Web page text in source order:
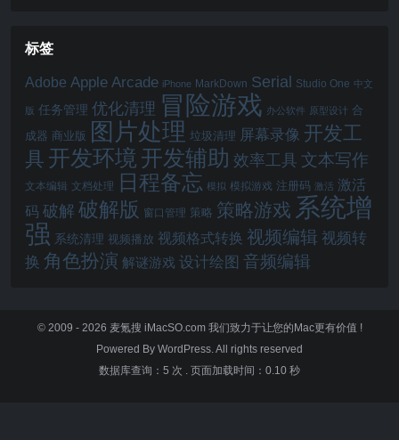
标签
Adobe Apple Arcade iPhone MarkDown Serial Studio One 中文
版 任务管理 优化清理 冒险游戏 办公软件 原型设计 合
成器 商业版 图片处理 垃圾清理 屏幕录像 开发工
具 开发环境 开发辅助 效率工具 文本写作
文本编辑 文档处理 日程备忘 模拟 模拟游戏 注册码 激活 激活
码 破解 破解版 窗口管理 策略 策略游戏 系统增
强 系统清理 视频播放 视频格式转换 视频编辑 视频转
换 角色扮演 解谜游戏 设计绘图 音频编辑
© 2009 - 2026 麦氪搜 iMacSO.com 我们致力于让您的Mac更有价值 !
Powered By WordPress. All rights reserved
数据库查询：5 次 . 页面加载时间：0.10 秒